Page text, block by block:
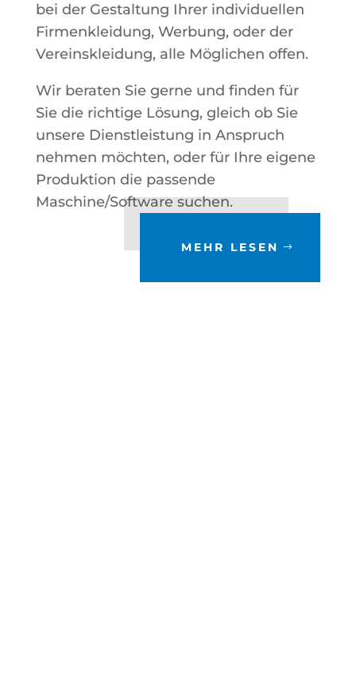
bei der Gestaltung Ihrer individuellen
Firmenkleidung, Werbung, oder der
Vereinskleidung, alle Möglichen offen.
Wir beraten Sie gerne und finden für
Sie die richtige Lösung, gleich ob Sie
unsere Dienstleistung in Anspruch
nehmen möchten, oder für Ihre eigene
Produktion die passende
Maschine/Software suchen.
MEHR LESEN